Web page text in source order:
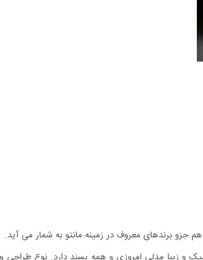
جزو برندهای معروف در زمینه مانتو به شمار می آید.